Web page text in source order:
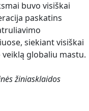
buvo visiškai
paskatins
siekiant visiškai
globaliu mastu.
žiniasklaidos